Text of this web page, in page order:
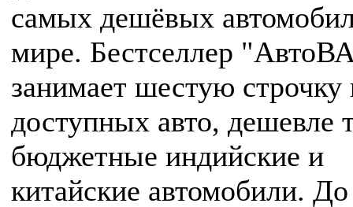
самых дешёвых
мире. Бестселлер
занимает шестую строчку
доступных авто, дешевле
бюджетные индийские и
китайские автомобили. До